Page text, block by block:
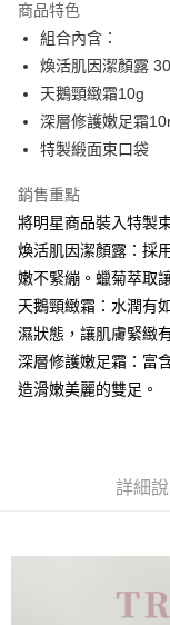
合作金庫商業銀行
華南商業銀行
上海商業儲蓄銀行
國泰世華商業銀行
臺灣中小企業銀行
匯豐（台灣）商業銀行
聯邦商業銀行
元大商業銀行
台新國際商業銀行
台灣樂天信用卡公司
6 期 0 利率 每期
華南商業銀行
上海商業儲蓄銀行
國泰世華商業銀行
臺灣中小企業銀行
聯邦商業銀行
元大商業銀行
玉山商業銀行
台灣樂天信用卡公司
超商取貨付款
LINE Pay
街口支付
ATM付款
全家取貨付款
每筆NT$70，滿
付款後全家取貨
付款後7-11取貨
宅配(郵局)
每筆NT$80，滿
商品特色
組合內含：
煥活肌因潔顏露
天鵝頸緻霜10g
深層修護嫩足霜
特製緞面束口袋
銷售重點
將明星商品裝入特製
煥活肌因潔顏露：採
嫩不緊繃。蠟菊萃取
天鵝頸緻霜：水潤有
濕狀態，讓肌膚緊緻
深層修護嫩足霜：富
造滑嫩美麗的雙足。
詳細